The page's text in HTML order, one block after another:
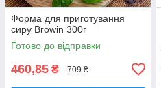
Форма для приготування
сиру Browin 300г
Готово до відправки
460,85 ₴ 709 ₴